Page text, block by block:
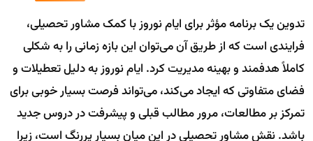
تدوین یک برنامه مؤثر برای ایام نوروز با کمک مشاور تحصیلی،
فرایندی است که از طریق آن می‌توان این بازه زمانی را به شکلی
کاملاً هدفمند و بهینه مدیریت کرد. ایام نوروز به دلیل تعطیلات و
فضای متفاوتی که ایجاد می‌کند، می‌تواند فرصت بسیار خوبی برای
تمرکز بر مطالعات، مرور مطالب قبلی و پیشرفت در دروس جدید
باشد. نقش مشاور تحصیلی در این میان بسیار پررنگ است، زیرا